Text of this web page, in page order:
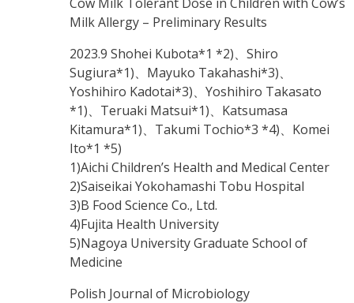
Milk Allergy – Preliminary Results
2023.9 Shohei Kubota*1 *2)、Shiro
Sugiura*1)、Mayuko Takahashi*3)、
Yoshihiro Kadotai*3)、Yoshihiro Takasato
*1)、Teruaki Matsui*1)、Katsumasa
Kitamura*1)、Takumi Tochio*3 *4)、Komei
Ito*1 *5)
1)Aichi Children’s Health and Medical Center
2)Saiseikai Yokohamashi Tobu Hospital
3)B Food Science Co., Ltd.
4)Fujita Health University
5)Nagoya University Graduate School of
Medicine
Polish Journal of Microbiology